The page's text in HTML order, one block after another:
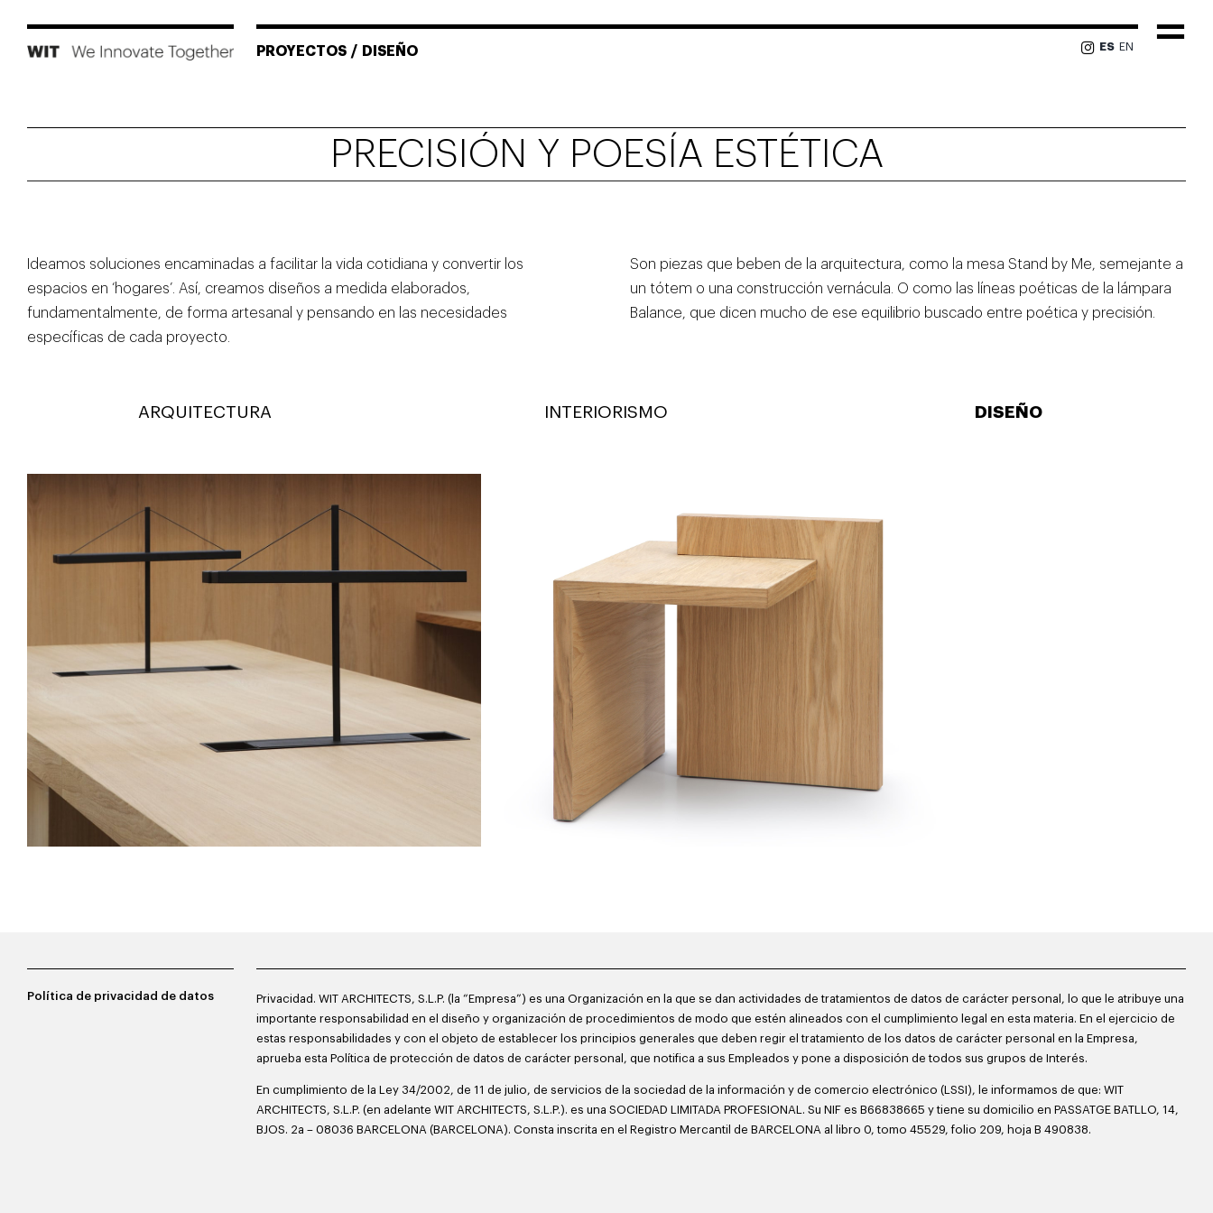
content
PROYECTOS / DISEÑO ES EN
PROYECTOS
EQUIPO
NOTICIAS
PRECISIÓN Y POESÍA ESTÉTICA
Ideamos soluciones encaminadas a facilitar la vida cotidiana y convertir los
espacios en ‘hogares’. Así, creamos diseños a medida elaborados,
fundamentalmente, de forma artesanal y pensando en las necesidades
específicas de cada proyecto.
Son piezas que beben de la arquitectura, como la mesa Stand by Me, semejante a
un tótem o una construcción vernácula. O como las líneas poéticas de la lámpara
Balance, que dicen mucho de ese equilibrio buscado entre poética y precisión.
ARQUITECTURA INTERIORISMO DISEÑO
Balance
Política de privacidad de datos
Privacidad. WIT ARCHITECTS, S.L.P. (la “Empresa”) es una Organización en la que se dan actividades de tratamientos de datos de carácter personal, lo que le atribuye una
importante responsabilidad en el diseño y organización de procedimientos de modo que estén alineados con el cumplimiento legal en esta materia. En el ejercicio de
estas responsabilidades y con el objeto de establecer los principios generales que deben regir el tratamiento de los datos de carácter personal en la Empresa,
aprueba esta Política de protección de datos de carácter personal, que notifica a sus Empleados y pone a disposición de todos sus grupos de Interés.
En cumplimiento de la Ley 34/2002, de 11 de julio, de servicios de la sociedad de la información y de comercio electrónico (LSSI), le informamos de que: WIT
ARCHITECTS, S.L.P. (en adelante WIT ARCHITECTS, S.L.P.). es una SOCIEDAD LIMITADA PROFESIONAL. Su NIF es B66838665 y tiene su domicilio en PASSATGE BATLLO, 14,
BJOS. 2a – 08036 BARCELONA (BARCELONA). Consta inscrita en el Registro Mercantil de BARCELONA al libro 0, tomo 45529, folio 209, hoja B 490838.